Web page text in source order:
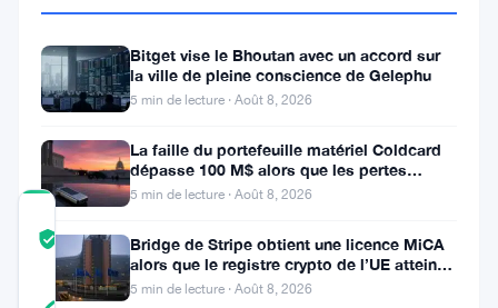
Coinbase
atteint
creux
TRUST
SCORE
Vérifié
40
Bitget vise le Bhoutan avec un accord sur
la ville de pleine conscience de Gelephu
5 min de lecture · Août 8, 2026
La faille du portefeuille matériel Coldcard
dépasse 100 M$ alors que les pertes
cryptos de juillet atteignent
5 min de lecture · Août 8, 2026
Bridge de Stripe obtient une licence MiCA
alors que le registre crypto de l’UE atteint
324 prestataires
5 min de lecture · Août 8, 2026